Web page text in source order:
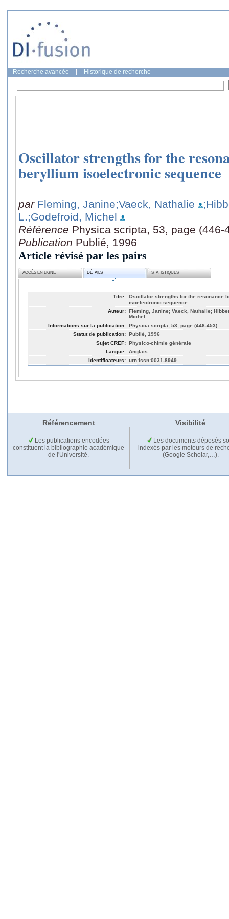
Recherche avancée Historique de recherche
Oscillator strengths for the
beryllium isoelectronic sequence
par Fleming, Janine;Vaeck, Nathalie
L.;Godefroid, Michel
Référence Physica scripta, 53, page (446-
Publication Publié, 1996
Article révisé par les pairs
ACCÈS EN LIGNE DÉTAILS STATISTIQUES
Titre: Oscillator strengths for the resonance
isoelectronic sequence
Auteur: Fleming, Janine; Vaeck, Nathalie;
Michel
Informations sur la publication: Physica scripta, 53, page (446-453)
Statut de publication: Publié, 1996
Sujet CREF: Physico-chimie générale
Langue: Anglais
Identificateurs: urn:issn:0031-8949
Référencement Visibilité
Les publications encodées
constituent la bibliographie académique
de l'Université.
Les documents déposés
indexés par les moteurs de
(Google Scholar,…).